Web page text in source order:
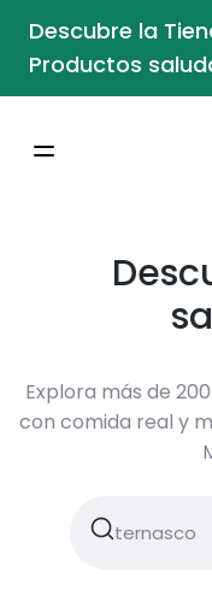
Descubre la
Productos
Explora más de
con comida real y